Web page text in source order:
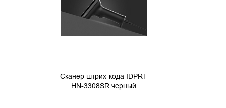
Сканер штрих-кода IDPRT
HN-3308SR черный
ДОБАВИТЬ В КОРЗИНУ
КУПИТЬ В 1 КЛИК